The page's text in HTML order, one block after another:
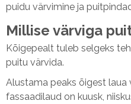
puidu värvimine ja
Millise värviga
Kõigepealt tuleb selgeks
puitu värvida.
Alustama peaks õigest laua
fassaadilaud on kuusk,